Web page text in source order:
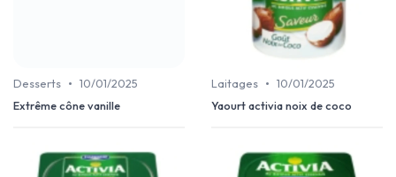
Desserts • 10/01/2025
Extrême cône vanille
Laitages • 10/01/2025
Yaourt activia noix de coco